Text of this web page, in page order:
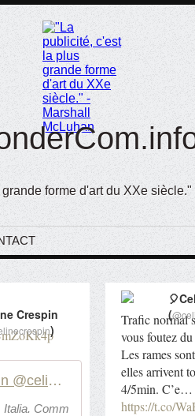
forme d'art du XXe
Crespin
)
Celine Crespin @celinecrespin
Italia. Comm
Trafic normal
vous foutez
Les rames
elles arrivent
4/5min. C’e…
https://t.co/
(